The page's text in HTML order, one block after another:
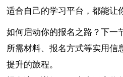
适合自己的学习平台，都能让
如何启动你的报名之路？下一
所需材料、报名方式等实用信
提升的旅程。